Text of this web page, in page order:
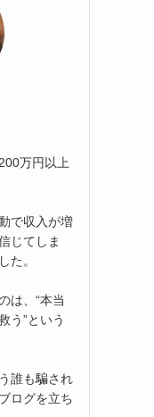
万円以上
で収入が増
じてしま
た。
は、“本当
う”という
誰も騙され
ログを立ち